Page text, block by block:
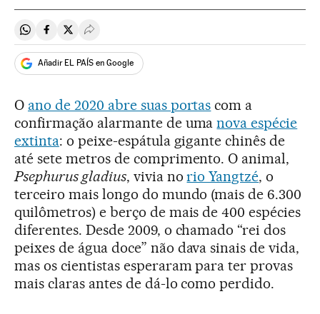
Compartir en Whatsapp
Compartir en Facebook
Compartir en Twitter
Desplegar Redes Sociales
Añadir EL PAÍS en Google
O ano de 2020 abre suas portas com a
confirmação alarmante de umanova espécie
extinta: o peixe-espátula gigante chinês de
até sete metros de comprimento. O animal,
Psephurus gladius, vivia norio Yangtzé, o
terceiro mais longo do mundo (mais de 6.300
quilômetros) e berço de mais de 400 espécies
diferentes. Desde 2009, o chamado “rei dos
peixes de água doce” não dava sinais de vida,
mas os cientistas esperaram para ter provas
mais claras antes de dá-lo como perdido.